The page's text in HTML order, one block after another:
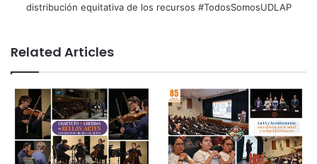
distribución equitativa de los recursos #TodosSomosUDLAP
Related Articles